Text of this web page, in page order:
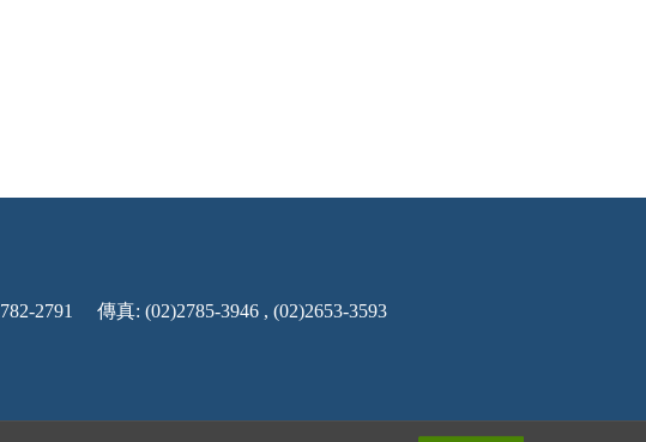
2791
傳真: (02)2785-3946 , (02)2653-3593